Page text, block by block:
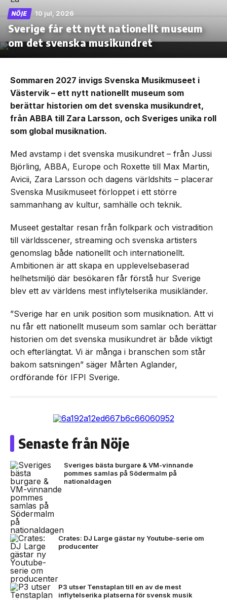
NÖJE 10 jul, 2026
Sverige får ett nytt nationellt museum
om det svenska musikundret
Sommaren 2027 invigs Svenska Musikmuseet i
Västervik – ett nytt nationellt museum som
berättar historien om det svenska musikundret,
från ABBA till Zara Larsson, och Sveriges unika roll
som global musiknation.
Med avstamp i det svenska musikundret – från Jussi
Björling, ABBA, Europe och Roxette till Max Martin,
Avicii, Zara Larsson och dagens världshits – placerar
Svenska Musikmuseet förloppet i ett större
sammanhang av kultur, samhälle och teknik.
Museet gestaltar resan från folkpark och vistradition
till världsscener, streaming och svenska artisters
genomslag både nationellt och internationellt.
Ambitionen är att skapa en upplevelsebaserad
helhetsmiljö där besökaren får förstå hur Sverige
blev ett av världens mest inflytelserika musikländer.
”Sverige har en unik position som musiknation. Att vi
nu får ett nationellt museum som samlar och berättar
historien om det svenska musikundret är både viktigt
och efterlängtat. Vi är många i branschen som står
bakom satsningen” säger Mårten Aglander,
ordförande för IFPI Sverige.
Senaste från Nöje
Sveriges bästa burgare & VM-vinnande
pommes samlas på Södermalm på
nationaldagen
Crates: DJ Large gästar ny Youtube-serie om
producenter
P3 utser Tenstaplan till en av de mest
inflytelserika platserna för svensk musik